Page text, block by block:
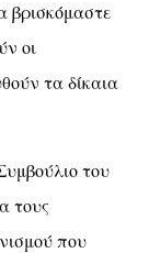
βρισκόμαστε
οι
τα δίκαια
του
τους
που